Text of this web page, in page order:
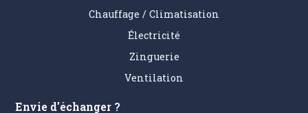
Chauffage / Climatisation
Électricité
Zinguerie
Ventilation
Envie d'échanger ?